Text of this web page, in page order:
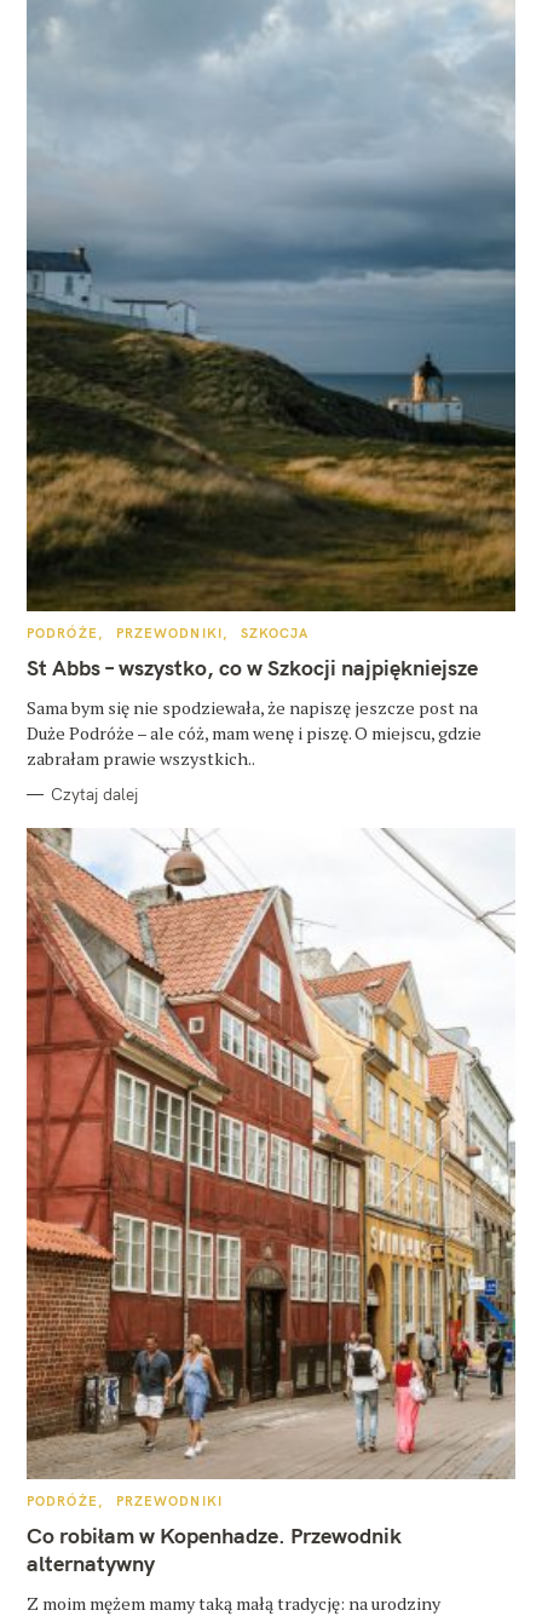
K
T
E
O
R
I
PODRÓŻE PRZEWODNIKI SZKOCJA
St Abbs – wszystko, co w Szkocji najpiękniejsze
Sama bym się nie spodziewała, że napiszę jeszcze post na
Duże Podróże – ale cóż, mam wenę i piszę. O miejscu, gdzie
zabrałam prawie wszystkich..
Czytaj dalej
K
T
E
G
O
I
PODRÓŻE PRZEWODNIKI
Co robiłam w Kopenhadze. Przewodnik
alternatywny
Z moim mężem mamy taką małą tradycję: na urodziny